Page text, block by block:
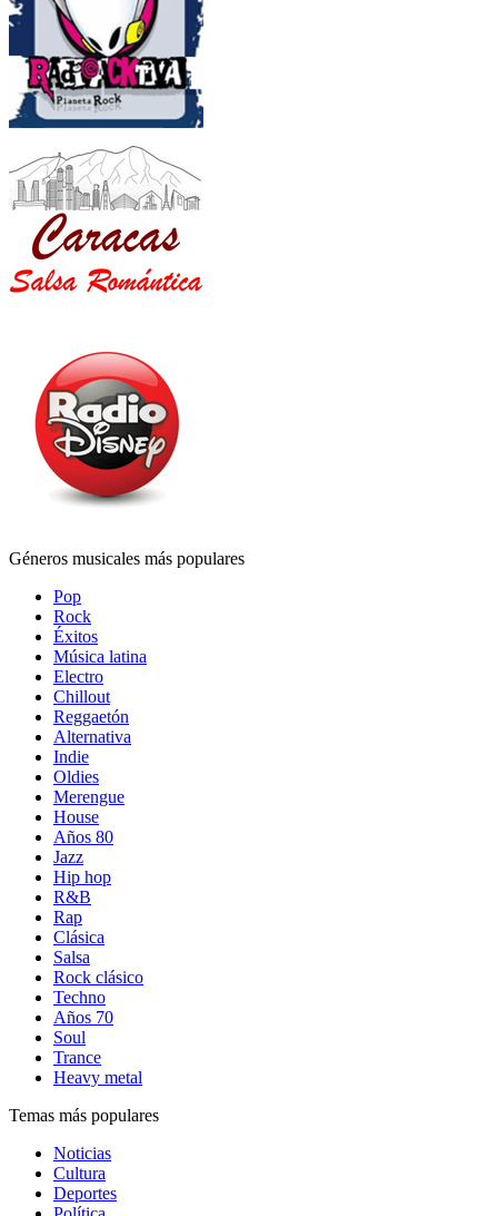
Géneros musicales más populares
Pop
Rock
Éxitos
Música latina
Electro
Chillout
Reggaetón
Alternativa
Indie
Oldies
Merengue
House
Años 80
Jazz
Hip hop
R&B
Rap
Clásica
Salsa
Rock clásico
Techno
Años 70
Soul
Trance
Heavy metal
Temas más populares
Noticias
Cultura
Deportes